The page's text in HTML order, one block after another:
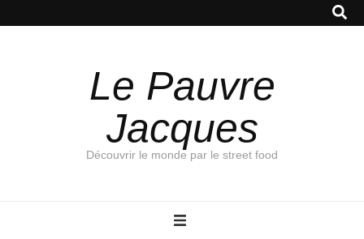
Le Pauvre
Jacques
Découvrir le monde par le street food